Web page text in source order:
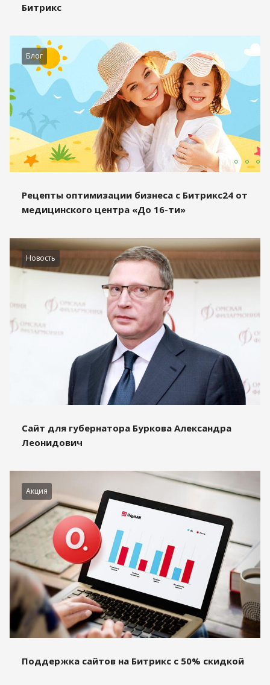
Битрикс
Блог
Рецепты оптимизации бизнеса с Битрикс24 от
медицинского центра «До 16-ти»
Новость
Сайт для губернатора Буркова Александра
Леонидович
Акция
Поддержка сайтов на Битрикс с 50% скидкой